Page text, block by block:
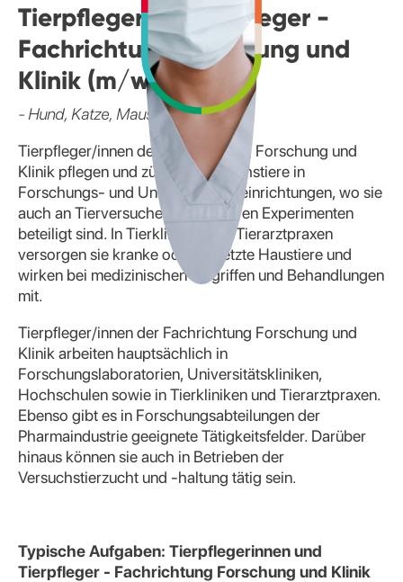
Tierpflegerin/ Tierpfleger -
Fachrichtung Forschung und
Klinik (m/w/d)
- Hund, Katze, Maus und Co.
Tierpfleger/innen der Fachrichtung Forschung und
Klinik pflegen und züchten Versuchstiere in
Forschungs- und Untersuchungseinrichtungen, wo sie
auch an Tierversuchen und anderen Experimenten
beteiligt sind. In Tierkliniken und Tierarztpraxen
versorgen sie kranke oder verletzte Haustiere und
wirken bei medizinischen Eingriffen und Behandlungen
mit.
Tierpfleger/innen der Fachrichtung Forschung und
Klinik arbeiten hauptsächlich in
Forschungslaboratorien, Universitätskliniken,
Hochschulen sowie in Tierkliniken und Tierarztpraxen.
Ebenso gibt es in Forschungsabteilungen der
Pharmaindustrie geeignete Tätigkeitsfelder. Darüber
hinaus können sie auch in Betrieben der
Versuchstierzucht und -haltung tätig sein.
Typische Aufgaben: Tierpflegerinnen und
Tierpfleger - Fachrichtung Forschung und Klinik